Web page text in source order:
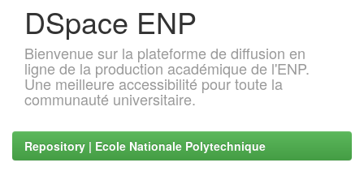
DSpace ENP
Bienvenue sur la plateforme de diffusion en
ligne de la production académique de l'ENP.
Une meilleure accessibilité pour toute la
communauté universitaire.
Repository | Ecole Nationale Polytechnique